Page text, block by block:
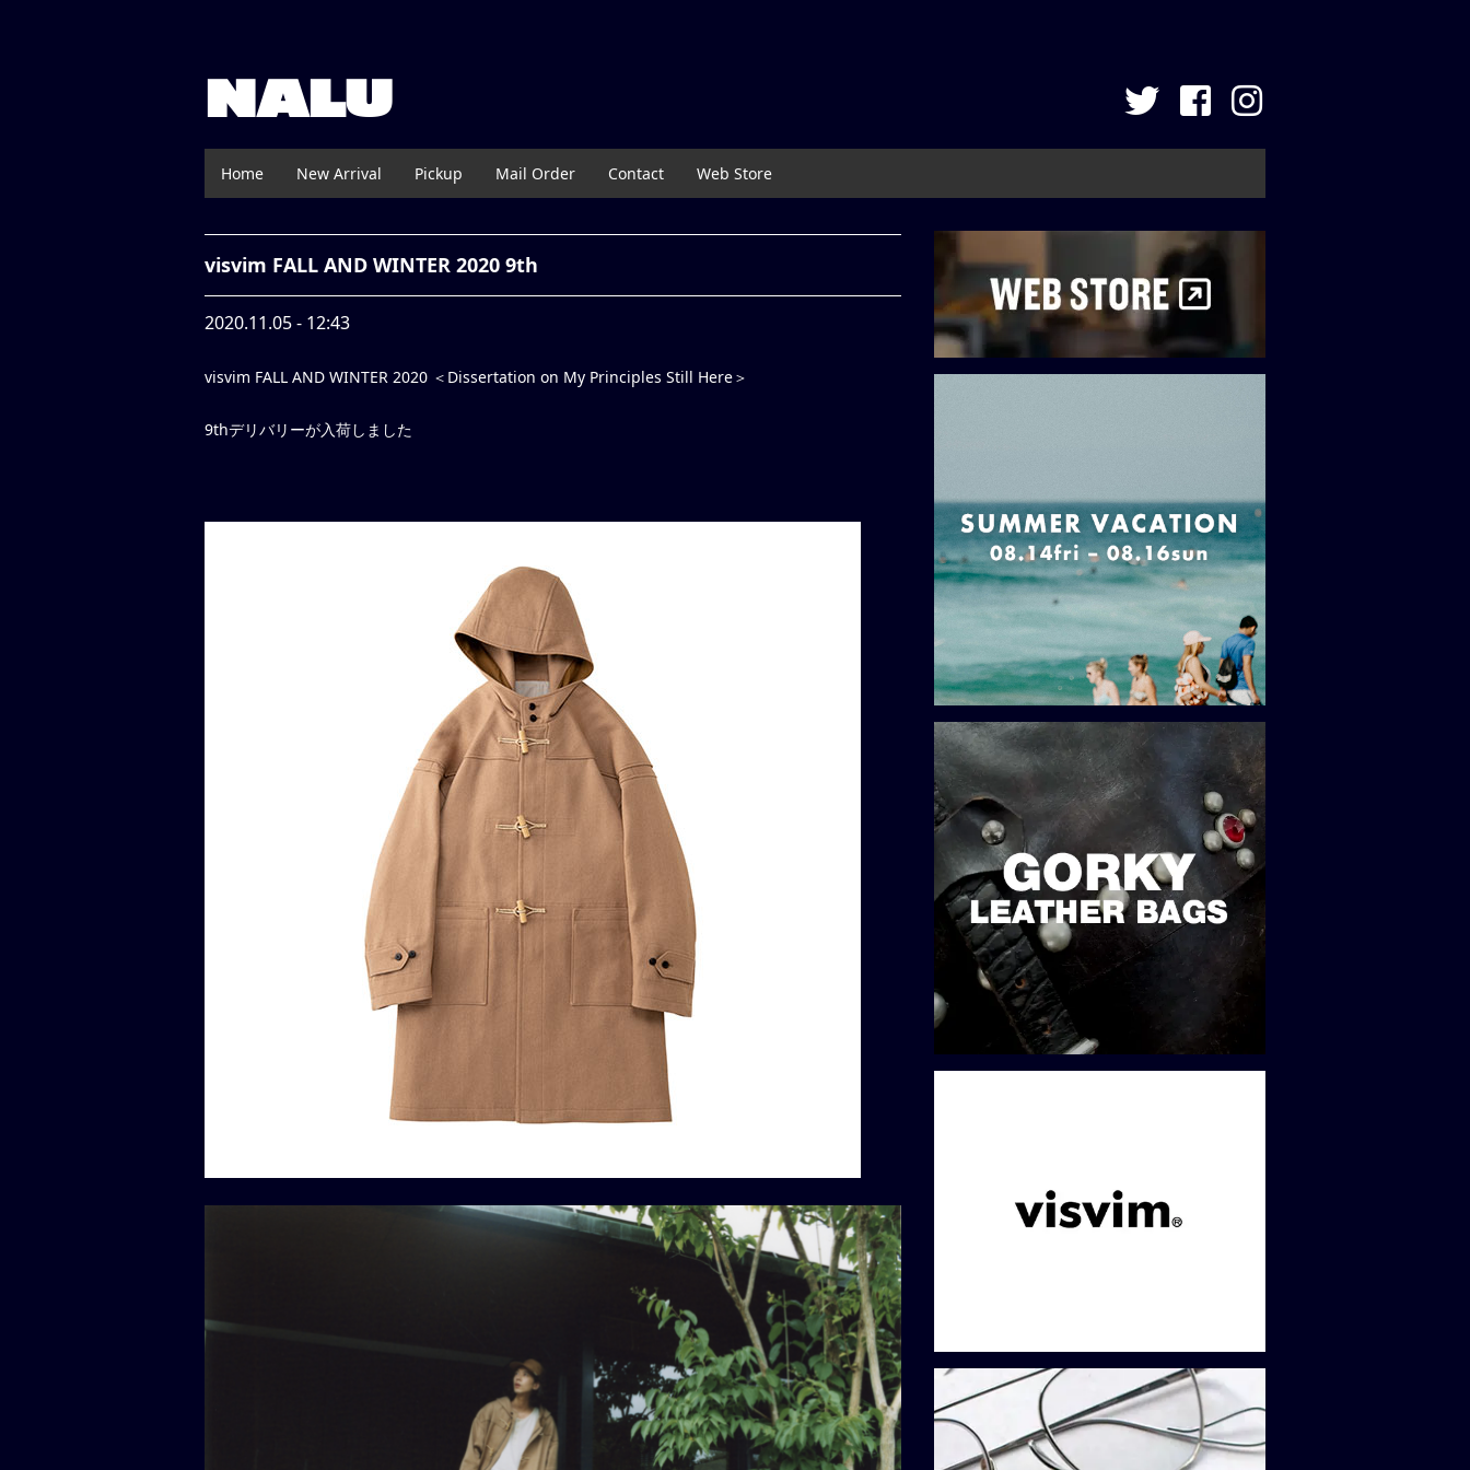
NALU
Home New Arrival Pickup Mail Order Contact Web Store
visvim FALL AND WINTER 2020 9th
2020.11.05 - 12:43
visvim FALL AND WINTER 2020 ＜Dissertation on My Principles Still Here＞
9thデリバリーが入荷しました